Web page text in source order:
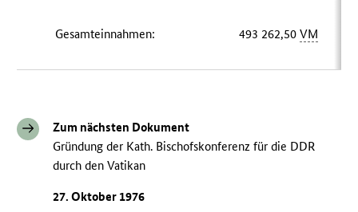
Gesamteinnahmen: 493 262,50VM
Zum nächsten Dokument
Gründung der Kath. Bischofskonferenz für die DDR
durch den Vatikan
27. Oktober 1976